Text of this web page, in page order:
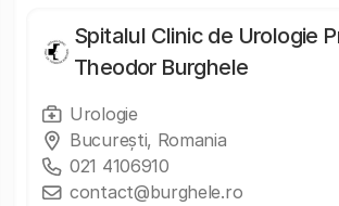
Spitalul Clinic de Urologie
Theodor Burghele
Urologie
București, Romania
021 4106910
contact@burghele.ro